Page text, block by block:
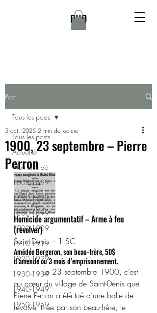
DHQ
Post
Tous les posts
Actualité
Non élucidé
1608-1699
1700-1799
1800-1899
1900-1909
1910-1919
1920-1929
1930-1939
1940-1949
1950-1959
Tous les posts
1900, 23 septembre – Pierre
Perron
5 oct. 2025 2 min de lecture
Homicide argumentatif – Arme à feu
(revolver)
Saint-Denis – 1 SC
Amédée Bergeron, son beau-frère, 50$
d’amende ou 3 mois d’emprisonnement.
Le 23 septembre 1900, c’est
au cœur du village de Saint-Denis que
Pierre Perron a été tué d’une balle de
revolver tirée par son beau-frère, le